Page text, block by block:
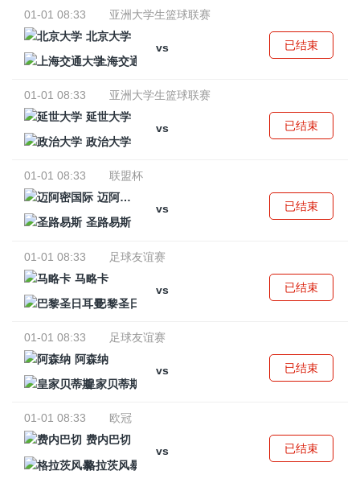
01-01 08:33
亚洲大学生篮球联赛
北京大学
vs
上海交通大学
已结束
01-01 08:33
亚洲大学生篮球联赛
延世大学
vs
政治大学
已结束
01-01 08:33
联盟杯
迈阿密国际
vs
圣路易斯
已结束
01-01 08:33
足球友谊赛
马略卡
vs
巴黎圣日耳曼
已结束
01-01 08:33
足球友谊赛
阿森纳
vs
皇家贝蒂斯
已结束
01-01 08:33
欧冠
费内巴切
vs
格拉茨风暴
已结束